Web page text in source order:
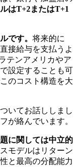
はT+2またはT+1
です。 将来的に
接給与を支払うよ
テンアメリカやア
設定することも可
のコスト構造を大
いてお話ししまし
が絡んでいます。
に関しては中立的
モデルはリターン
と最高の分配能力